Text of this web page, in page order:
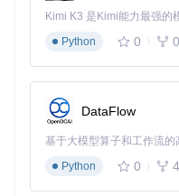
设备内存≥4GB → 5分
需要丰富界面功能 → 4
兼顾性能与美观 → 4分
三、环境适配与部署
3.1 硬件兼容性测试报告
片
型
代表设
备
图形
动支
Python
0 0
DataFlow
基于大模型算子和工作流
Python
0 4